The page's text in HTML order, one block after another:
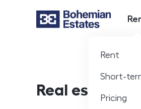
Rent
Short-
Pricing
Real estate